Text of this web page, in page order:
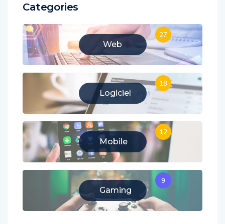
Categories
Web
27
Logiciel
18
Mobile
12
Gaming
9